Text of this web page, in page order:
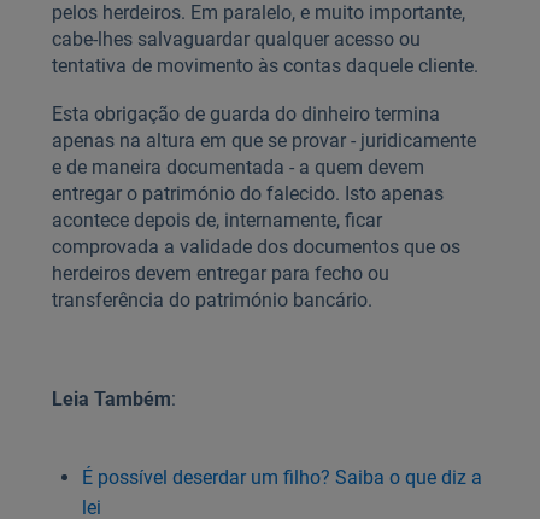
pelos herdeiros. Em paralelo, e muito importante,
cabe-lhes salvaguardar qualquer acesso ou
tentativa de movimento às contas daquele cliente.
Esta obrigação de guarda do dinheiro termina
apenas na altura em que se provar - juridicamente
e de maneira documentada - a quem devem
entregar o património do falecido. Isto apenas
acontece depois de, internamente, ficar
comprovada a validade dos documentos que os
herdeiros devem entregar para fecho ou
transferência do património bancário.
Leia Também:
É possível deserdar um filho? Saiba o que diz a
lei